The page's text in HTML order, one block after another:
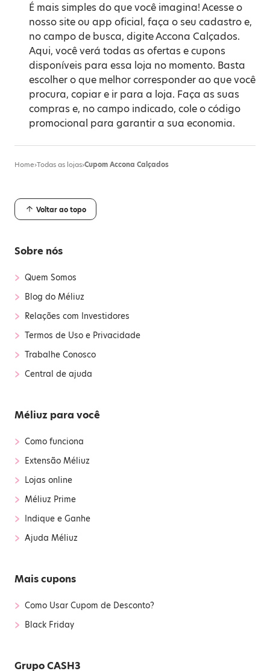
É mais simples do que você imagina! Acesse o
nosso site ou app oficial, faça o seu cadastro e,
no campo de busca, digite Accona Calçados.
Aqui, você verá todas as ofertas e cupons
disponíveis para essa loja no momento. Basta
escolher o que melhor corresponder ao que você
procura, copiar e ir para a loja. Faça as suas
compras e, no campo indicado, cole o código
promocional para garantir a sua economia.
Home›Todas as lojas›Cupom Accona Calçados
Voltar ao topo
Sobre nós
› Quem Somos
› Blog do Méliuz
› Relações com Investidores
› Termos de Uso e Privacidade
› Trabalhe Conosco
› Central de ajuda
Méliuz para você
› Como funciona
› Extensão Méliuz
› Lojas online
› Méliuz Prime
› Indique e Ganhe
› Ajuda Méliuz
Mais cupons
› Como Usar Cupom de Desconto?
› Black Friday
Grupo CASH3